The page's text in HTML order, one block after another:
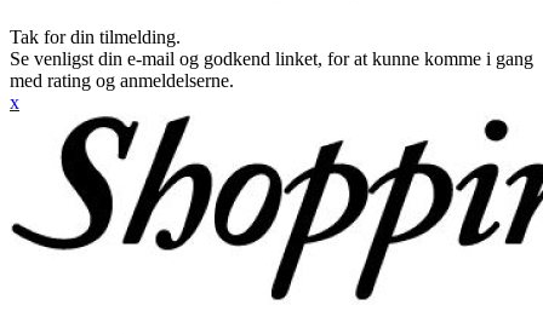
Tak for din tilmelding.
Se venligst din e-mail og godkend linket, for at kunne komme i gang
med rating og anmeldelserne.
x